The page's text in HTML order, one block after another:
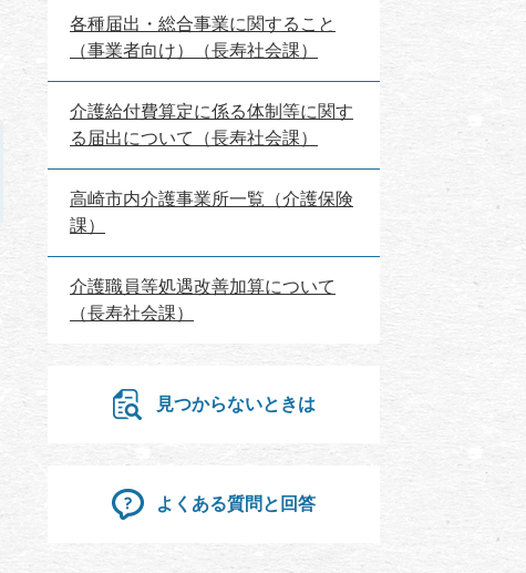
各種届出・総合事業に関すること
（事業者向け）（長寿社会課）
介護給付費算定に係る体制等に関す
る届出について（長寿社会課）
高崎市内介護事業所一覧（介護保険
課）
介護職員等処遇改善加算について
（長寿社会課）
見つからないときは
よくある質問と回答